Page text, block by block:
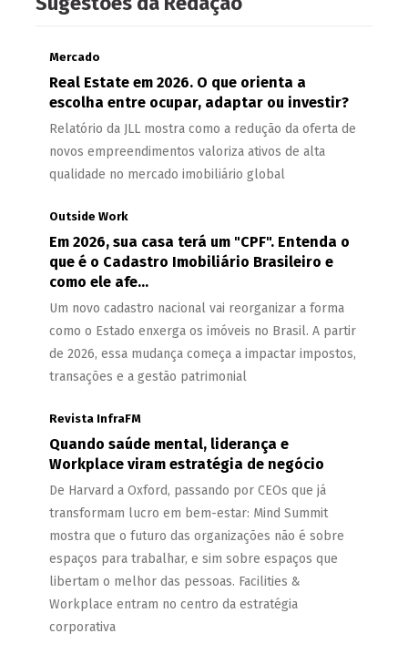
Mercado
Real Estate em 2026. O que orienta a
escolha entre ocupar, adaptar ou investir?
Relatório da JLL mostra como a redução da oferta de
novos empreendimentos valoriza ativos de alta
qualidade no mercado imobiliário global
Outside Work
Em 2026, sua casa terá um "CPF". Entenda o
que é o Cadastro Imobiliário Brasileiro e
como ele afe...
Um novo cadastro nacional vai reorganizar a forma
como o Estado enxerga os imóveis no Brasil. A partir
de 2026, essa mudança começa a impactar impostos,
transações e a gestão patrimonial
Revista InfraFM
Quando saúde mental, liderança e
Workplace viram estratégia de negócio
De Harvard a Oxford, passando por CEOs que já
transformam lucro em bem-estar: Mind Summit
mostra que o futuro das organizações não é sobre
espaços para trabalhar, e sim sobre espaços que
libertam o melhor das pessoas. Facilities &
Workplace entram no centro da estratégia
corporativa